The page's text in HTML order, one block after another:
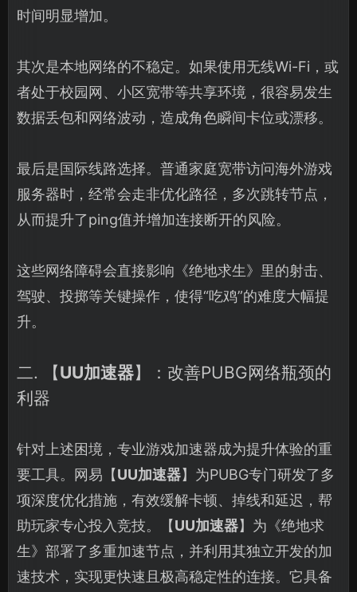
时间明显增加。
其次是本地网络的不稳定。如果使用无线Wi-Fi，或
者处于校园网、小区宽带等共享环境，很容易发生
数据丢包和网络波动，造成角色瞬间卡位或漂移。
最后是国际线路选择。普通家庭宽带访问海外游戏
服务器时，经常会走非优化路径，多次跳转节点，
从而提升了ping值并增加连接断开的风险。
这些网络障碍会直接影响《绝地求生》里的射击、
驾驶、投掷等关键操作，使得“吃鸡”的难度大幅提
升。
二. 【UU加速器】：改善PUBG网络瓶颈的
利器
针对上述困境，专业游戏加速器成为提升体验的重
要工具。网易【UU加速器】为PUBG专门研发了多
项深度优化措施，有效缓解卡顿、掉线和延迟，帮
助玩家专心投入竞技。【UU加速器】为《绝地求
生》部署了多重加速节点，并利用其独立开发的加
速技术，实现更快速且极高稳定性的连接。它具备